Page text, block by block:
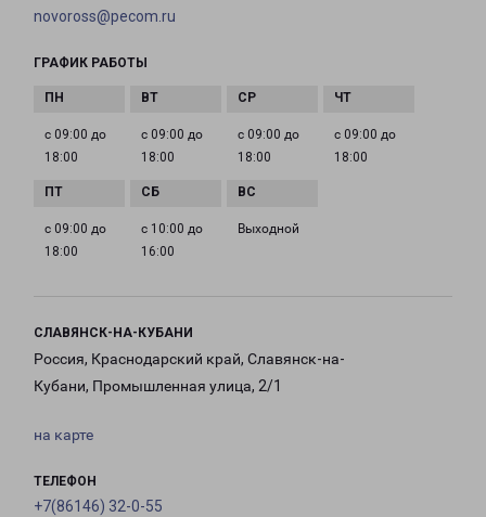
novoross@pecom.ru
ГРАФИК РАБОТЫ
с 09:00 до
18:00
с 09:00 до
18:00
с 09:00 до
18:00
с 09:00 до
18:00
с 09:00 до
18:00
с 10:00 до
16:00
Выходной
СЛАВЯНСК-НА-КУБАНИ
Россия, Краснодарский край, Славянск-на-
Кубани, Промышленная улица, 2/1
на карте
ТЕЛЕФОН
+7(86146) 32-0-55